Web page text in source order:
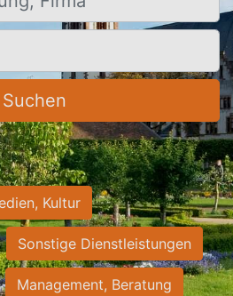
Suchen
Kultur
Sonstige Dienstleistungen
Management, Beratung